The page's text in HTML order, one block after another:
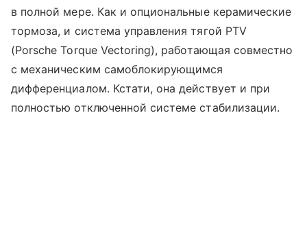
в полной мере. Как и опциональные керамические
тормоза, и система управления тягой PTV
(Porsche Torque Vectoring), работающая совместно
с механическим самоблокирующимся
дифференциалом. Кстати, она действует и при
полностью отключенной системе стабилизации.